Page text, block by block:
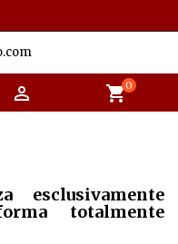
 shopping_cart0
esclusivamente
totalmente